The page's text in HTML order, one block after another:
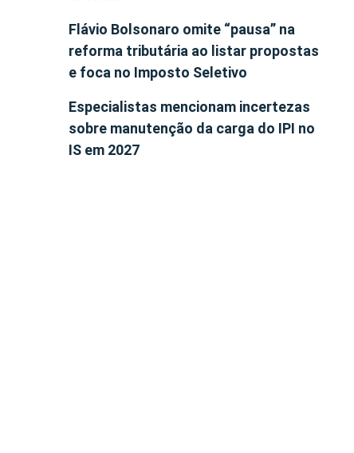
Flávio Bolsonaro omite “pausa” na
reforma tributária ao listar propostas
e foca no Imposto Seletivo
Especialistas mencionam incertezas
sobre manutenção da carga do IPI no
IS em 2027